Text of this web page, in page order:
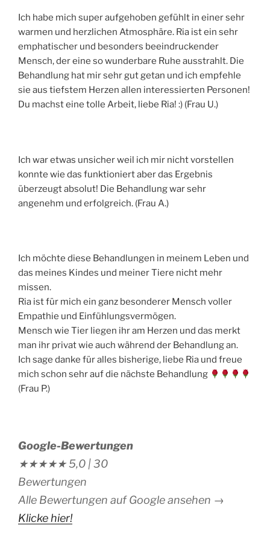
Ich habe mich super aufgehoben gefühlt in einer sehr
warmen und herzlichen Atmosphäre. Ria ist ein sehr
emphatischer und besonders beeindruckender
Mensch, der eine so wunderbare Ruhe ausstrahlt. Die
Behandlung hat mir sehr gut getan und ich empfehle
sie aus tiefstem Herzen allen interessierten Personen!
Du machst eine tolle Arbeit, liebe Ria! :) (Frau U.)
Ich war etwas unsicher weil ich mir nicht vorstellen
konnte wie das funktioniert aber das Ergebnis
überzeugt absolut! Die Behandlung war sehr
angenehm und erfolgreich. (Frau A.)
Ich möchte diese Behandlungen in meinem Leben und
das meines Kindes und meiner Tiere nicht mehr
missen.
Ria ist für mich ein ganz besonderer Mensch voller
Empathie und Einfühlungsvermögen.
Mensch wie Tier liegen ihr am Herzen und das merkt
man ihr privat wie auch während der Behandlung an.
Ich sage danke für alles bisherige, liebe Ria und freue
mich schon sehr auf die nächste Behandlung
(Frau P.)
Google-Bewertungen
★★★★★5,0 |30
Bewertungen
Alle Bewertungen auf Google ansehen →
Klicke hier!